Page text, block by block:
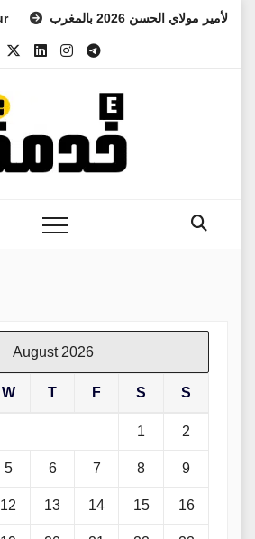
الأمير مولاي الحسن 2026 بالمغرب
August 2026
W T F S S
1 2
5 6 7 8 9
12 13 14 15 16